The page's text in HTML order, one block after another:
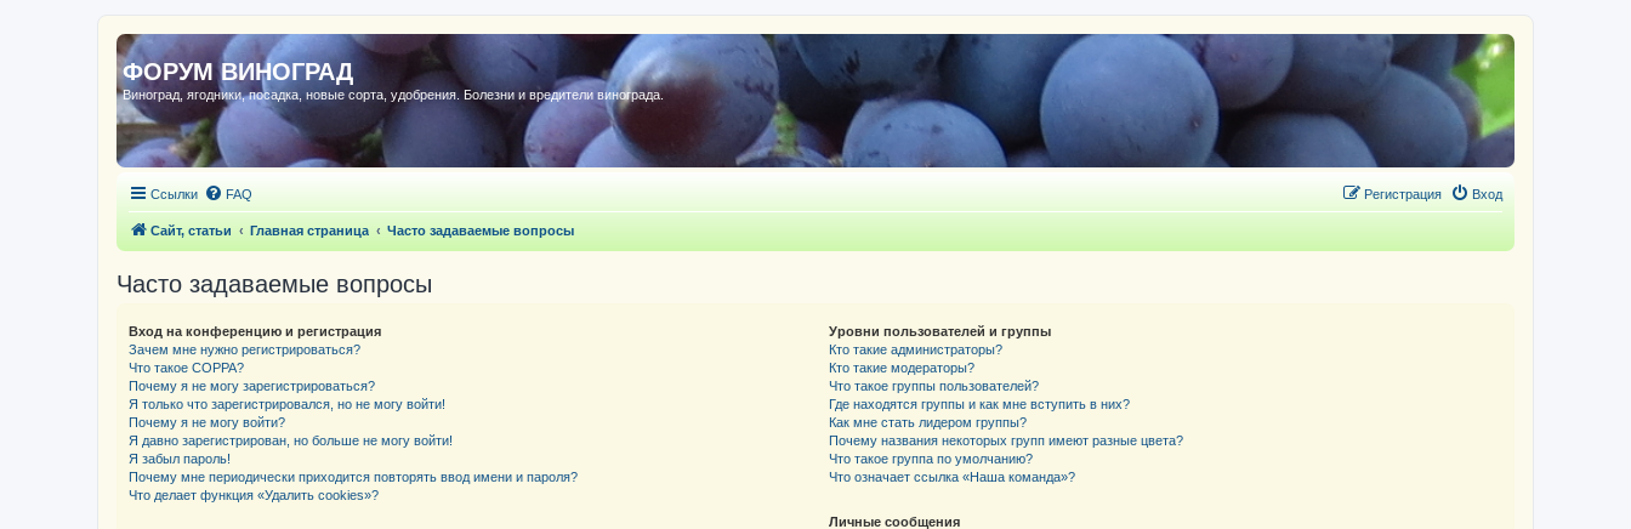
ФОРУМ ВИНОГРАД
Виноград, ягодники, посадка, новые сорта, удобрения. Болезни и вредители винограда.
Ссылки FAQ Вход
Регистрация
Сайт, статьи Главная страница Часто задаваемые вопросы
Часто задаваемые вопросы
Вход на конференцию и регистрация
Зачем мне нужно регистрироваться?
Что такое COPPA?
Почему я не могу зарегистрироваться?
Я только что зарегистрировался, но не могу войти!
Почему я не могу войти?
Я давно зарегистрирован, но больше не могу войти!
Я забыл пароль!
Почему мне периодически приходится повторять ввод имени и пароля?
Что делает функция «Удалить cookies»?
Уровни пользователей и группы
Кто такие администраторы?
Кто такие модераторы?
Что такое группы пользователей?
Где находятся группы и как мне вступить в них?
Как мне стать лидером группы?
Почему названия некоторых групп имеют разные цвета?
Что такое группа по умолчанию?
Что означает ссылка «Наша команда»?
Личные сообщения